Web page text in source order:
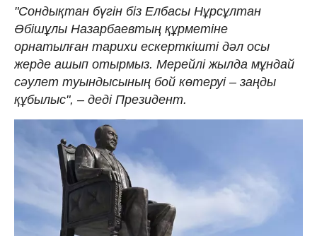
"Сондықтан бүгін біз Елбасы Нұрсұлтан
Әбішұлы Назарбаевтың құрметіне
орнатылған тарихи ескерткішті дәл осы
жерде ашып отырмыз. Мерейлі жылда мұндай
сәулет туындысының бой көтеруі – заңды
құбылыс", – деді Президент.